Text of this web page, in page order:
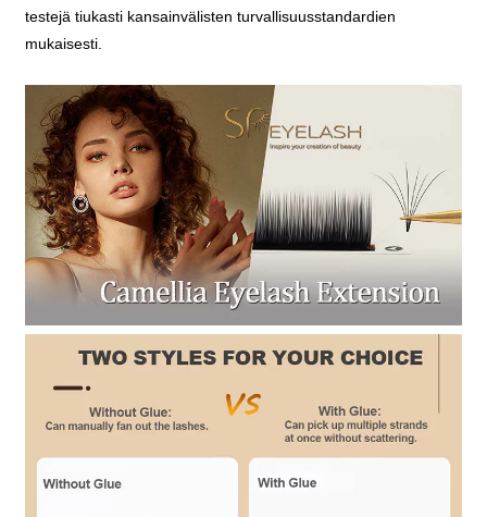
testejä tiukasti kansainvälisten turvallisuusstandardien
mukaisesti.